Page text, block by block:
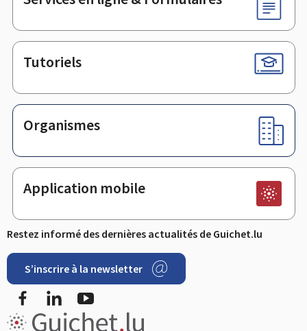
Tutoriels
Organismes
Application mobile
Restez informé des dernières actualités de Guichet.lu
S’inscrire à la newsletter
FacebookLinkedIn